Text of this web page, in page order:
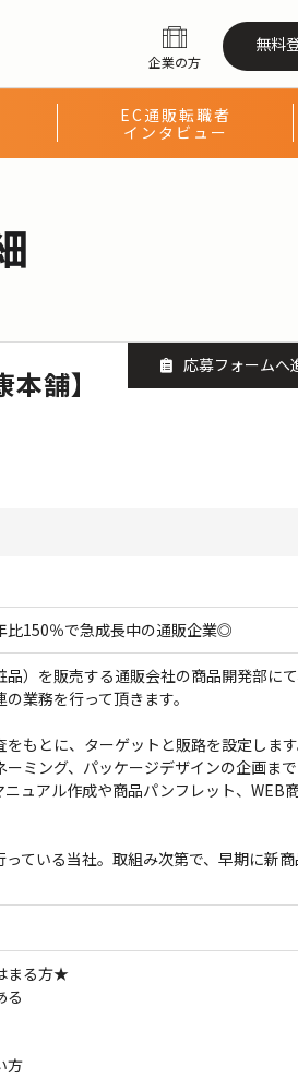
企業の方
無料
EC通販転職者
インタビュー
舗】
応募フォームへ
150％で急成長中の通販企業◎
）を販売する通販会社の商品開発部に
業務を行って頂きます。
をもとに、ターゲットと販路を設定しま
ミング、パッケージデザインの企画ま
ュアル作成や商品パンフレット、WEB
ている当社。取組み次第で、早期に新
まる方★
る
方